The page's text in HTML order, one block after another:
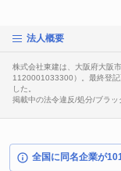
法人概要
株式会社東建は、大阪府大阪
1120001033300）。最終登
した。
掲載中の法令違反/処分/ブラッ
全国に同名企業が